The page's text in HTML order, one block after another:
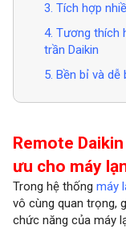
3. Tích hợp
4. Tương thích
trần Daikin
5. Bền bỉ và dễ
Remote
ưu cho máy
Trong hệ thống máy
vô cùng quan trọng,
chức năng của máy